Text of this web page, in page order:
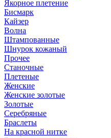
Якорное плетение
Бисмарк
Кайзер
Волна
Штампованные
Шнурок кожаный
Прочее
Станочные
Плетеные
Женские
Женские золотые
Золотые
Серебряные
Браслеты
На красной нитке